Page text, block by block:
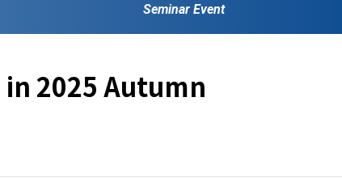
Seminar Event
in 2025 Autumn